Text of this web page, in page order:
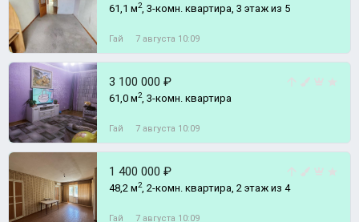
61,1 м2, 3-комн. квартира, 3 этаж из 5
Гай 7 августа 10:09
3 100 000 ₽
61,0 м2, 3-комн. квартира
Гай 7 августа 10:09
1 400 000 ₽
48,2 м2, 2-комн. квартира, 2 этаж из 4
Гай 7 августа 10:09